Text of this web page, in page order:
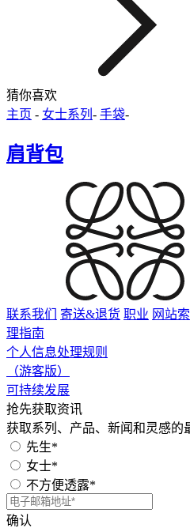
猜你喜欢
主页 - 女士系列 - 手袋-
肩背包
联系我们 寄送&退货 职业 网站索
理指南
个人信息处理规则
（游客版）
可持续发展
抢先获取资讯
获取系列、产品、新闻和灵感的
先生*
女士*
不方便透露*
确认